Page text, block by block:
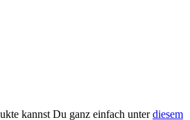
kannst Du ganz einfach unterdiesem